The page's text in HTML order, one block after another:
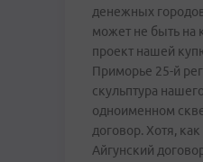
денежных
может не быть на
проект нашей
Приморье 25-й
скульптура
одноименном
договор. Хотя,
Айгунский